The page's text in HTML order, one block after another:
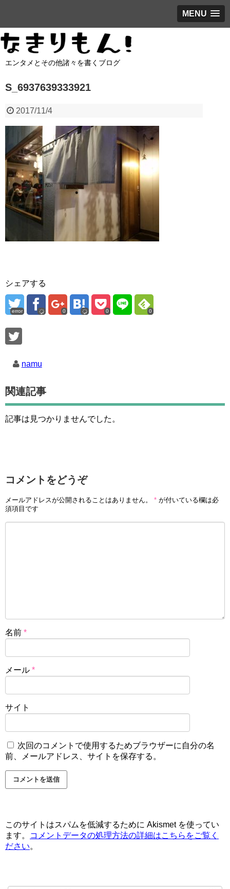
MENU
エンタメとその他諸々を書くブログ
S_6937639333921
2017/11/4
シェアする
error 0 0 0
namu
関連記事
記事は見つかりませんでした。
コメントをどうぞ
メールアドレスが公開されることはありません。 * が付いている欄は必
須項目です
名前 *
メール *
サイト
次回のコメントで使用するためブラウザーに自分の名
前、メールアドレス、サイトを保存する。
このサイトはスパムを低減するために Akismet を使ってい
ます。
コメントデータの処理方法の詳細はこちらをご覧く
ださい。